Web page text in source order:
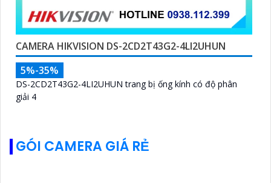
CAMERA HIKVISION DS-2CD2T43G2-4LI2UHUN
5%-35%
DS-2CD2T43G2-4LI2UHUN trang bị ống kính có độ phân
giải 4
GÓI CAMERA GIÁ RẺ